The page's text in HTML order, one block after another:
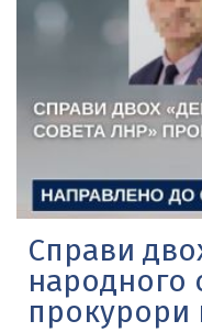
Справи
народного
прокурори